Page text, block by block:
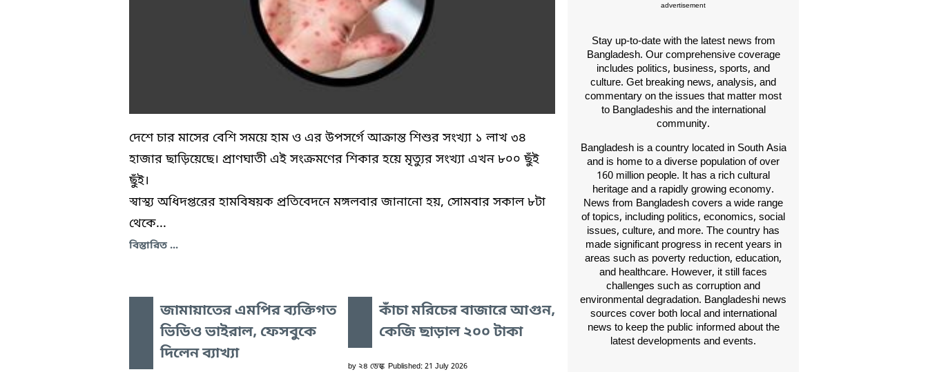
দেশে চার মাসের বেশি সময়ে হাম ও এর উপসর্গে আক্রান্ত শিশুর সংখ্যা ১ লাখ ৩৪
হাজার ছাড়িয়েছে। প্রাণঘাতী এই সংক্রমণের শিকার হয়ে মৃত্যুর সংখ্যা এখন ৮০০ ছুঁই
ছুঁই।
স্বাস্থ্য অধিদপ্তরের হামবিষয়ক প্রতিবেদনে মঙ্গলবার জানানো হয়, সোমবার সকাল ৮টা
থেকে...
বিস্তারিত ...
জামায়াতের এমপির ব্যক্তিগত
ভিডিও ভাইরাল, ফেসবুকে
দিলেন ব্যাখ্যা
কাঁচা মরিচের বাজারে আগুন,
কেজি ছাড়াল ২০০ টাকা
by ২৪ ডেস্ক Published: 21 July 2026
advertisement
Stay up-to-date with the latest news from
Bangladesh. Our comprehensive coverage
includes politics, business, sports, and
culture. Get breaking news, analysis, and
commentary on the issues that matter most
to Bangladeshis and the international
community.
Bangladesh is a country located in South Asia
and is home to a diverse population of over
160 million people. It has a rich cultural
heritage and a rapidly growing economy.
News from Bangladesh covers a wide range
of topics, including politics, economics, social
issues, culture, and more. The country has
made significant progress in recent years in
areas such as poverty reduction, education,
and healthcare. However, it still faces
challenges such as corruption and
environmental degradation. Bangladeshi news
sources cover both local and international
news to keep the public informed about the
latest developments and events.